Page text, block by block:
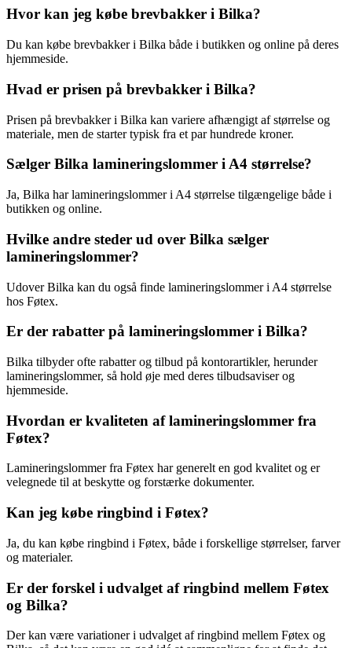
Hvor kan jeg købe brevbakker i Bilka?
Du kan købe brevbakker i Bilka både i butikken og online på deres
hjemmeside.
Hvad er prisen på brevbakker i Bilka?
Prisen på brevbakker i Bilka kan variere afhængigt af størrelse og
materiale, men de starter typisk fra et par hundrede kroner.
Sælger Bilka lamineringslommer i A4 størrelse?
Ja, Bilka har lamineringslommer i A4 størrelse tilgængelige både i
butikken og online.
Hvilke andre steder ud over Bilka sælger
lamineringslommer?
Udover Bilka kan du også finde lamineringslommer i A4 størrelse
hos Føtex.
Er der rabatter på lamineringslommer i Bilka?
Bilka tilbyder ofte rabatter og tilbud på kontorartikler, herunder
lamineringslommer, så hold øje med deres tilbudsaviser og
hjemmeside.
Hvordan er kvaliteten af lamineringslommer fra
Føtex?
Lamineringslommer fra Føtex har generelt en god kvalitet og er
velegnede til at beskytte og forstærke dokumenter.
Kan jeg købe ringbind i Føtex?
Ja, du kan købe ringbind i Føtex, både i forskellige størrelser, farver
og materialer.
Er der forskel i udvalget af ringbind mellem Føtex
og Bilka?
Der kan være variationer i udvalget af ringbind mellem Føtex og